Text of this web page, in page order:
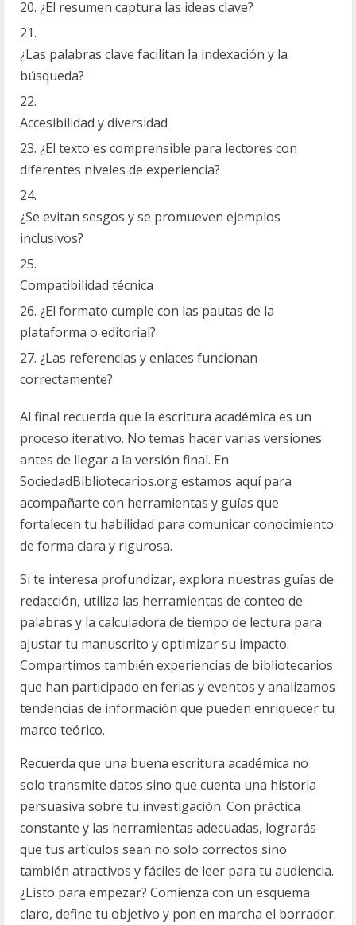
¿El resumen captura las ideas clave?
¿Las palabras clave facilitan la indexación y la
búsqueda?
Accesibilidad y diversidad
¿El texto es comprensible para lectores con
diferentes niveles de experiencia?
¿Se evitan sesgos y se promueven ejemplos
inclusivos?
Compatibilidad técnica
¿El formato cumple con las pautas de la
plataforma o editorial?
¿Las referencias y enlaces funcionan
correctamente?
Al final recuerda que la escritura académica es un
proceso iterativo. No temas hacer varias versiones
antes de llegar a la versión final. En
SociedadBibliotecarios.org estamos aquí para
acompañarte con herramientas y guías que
fortalecen tu habilidad para comunicar conocimiento
de forma clara y rigurosa.
Si te interesa profundizar, explora nuestras guías de
redacción, utiliza las herramientas de conteo de
palabras y la calculadora de tiempo de lectura para
ajustar tu manuscrito y optimizar su impacto.
Compartimos también experiencias de bibliotecarios
que han participado en ferias y eventos y analizamos
tendencias de información que pueden enriquecer tu
marco teórico.
Recuerda que una buena escritura académica no
solo transmite datos sino que cuenta una historia
persuasiva sobre tu investigación. Con práctica
constante y las herramientas adecuadas, lograrás
que tus artículos sean no solo correctos sino
también atractivos y fáciles de leer para tu audiencia.
¿Listo para empezar? Comienza con un esquema
claro, define tu objetivo y pon en marcha el borrador.